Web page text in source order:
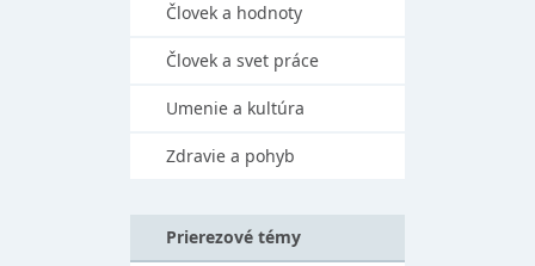
Človek a hodnoty
Človek a svet práce
Umenie a kultúra
Zdravie a pohyb
Prierezové témy